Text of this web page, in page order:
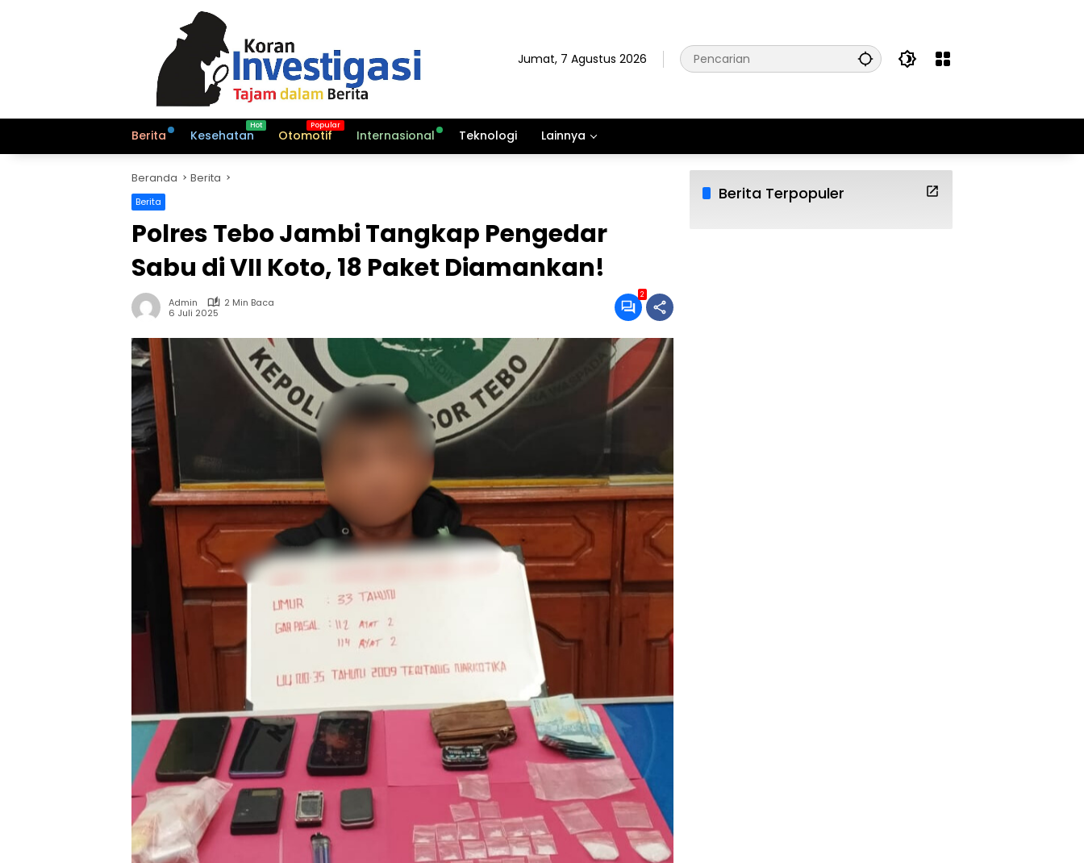
Jumat, 7 Agustus 2026
Berita Kesehatan Otomotif Internasional Teknologi Lainnya
Beranda Berita
Berita
Polres Tebo Jambi Tangkap Pengedar
Sabu di VII Koto, 18 Paket Diamankan!
Admin
2 Min Baca
6 Juli 2025
2
Berita Terpopuler